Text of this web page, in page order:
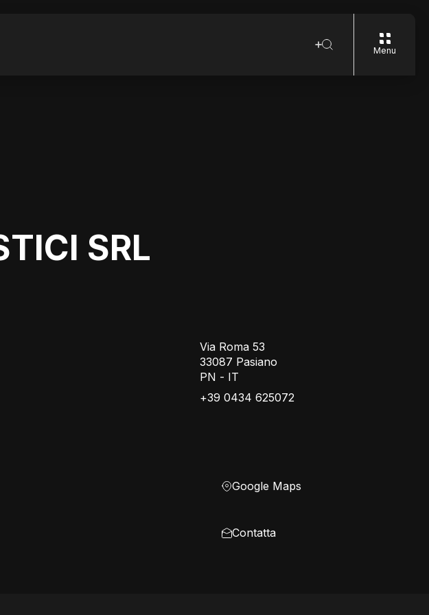
Menu
SRL
Via Roma 53
33087 Pasiano
PN - IT
+39 0434 625072
Google Maps
Contatta